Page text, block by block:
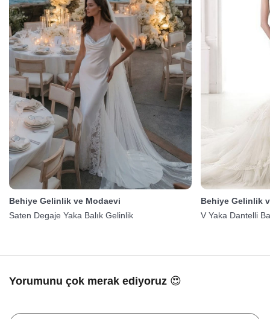
Behiye Gelinlik ve Modaevi
Saten Degaje Yaka Balık Gelinlik
Behiye Gelinlik
V Yaka Dantelli
Yorumunu çok merak ediyoruz 😍